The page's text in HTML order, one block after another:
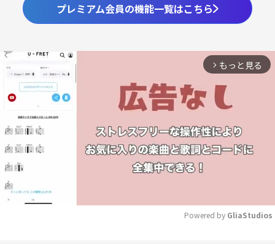
プレミアム会員の機能一覧はこちら
arrow_forward_ios もっと見る
Powered by GliaStudios